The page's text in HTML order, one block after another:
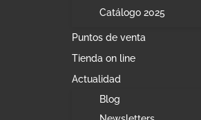
Catálogo 2025
Puntos de venta
Tienda on line
Actualidad
Blog